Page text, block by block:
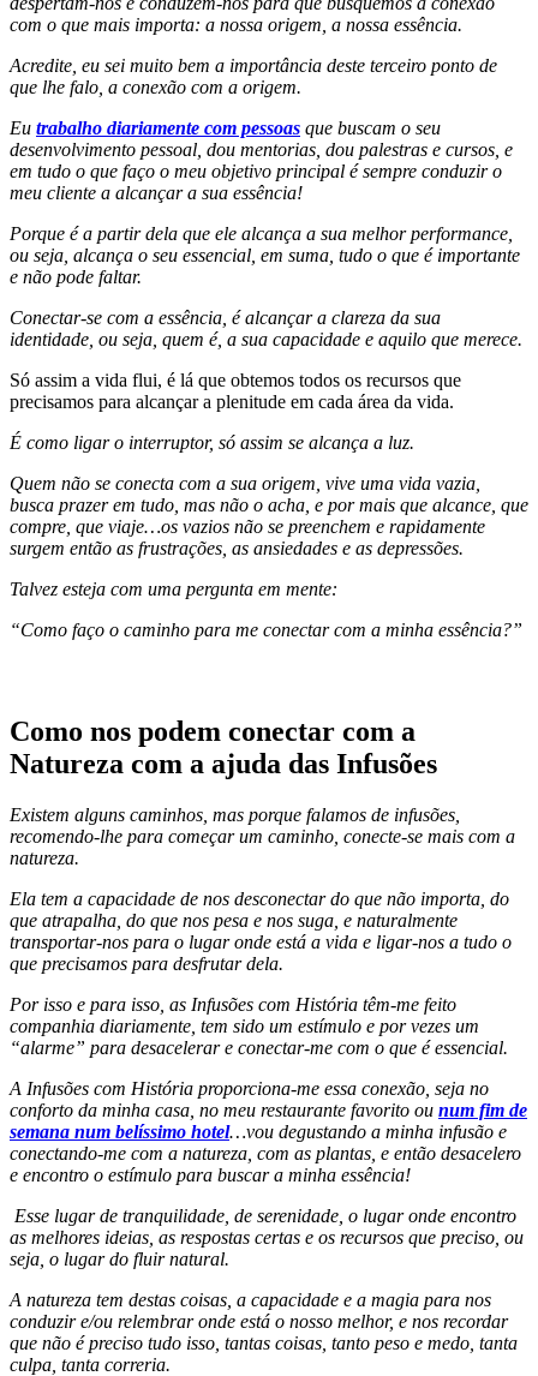
com o que mais importa: a nossa origem, a nossa essência.
Acredite, eu sei muito bem a importância deste terceiro ponto de
que lhe falo, a conexão com a origem.
Eu trabalho diariamente com pessoas que buscam o seu
desenvolvimento pessoal, dou mentorias, dou palestras e cursos, e
em tudo o que faço o meu objetivo principal é sempre conduzir o
meu cliente a alcançar a sua essência!
Porque é a partir dela que ele alcança a sua melhor performance,
ou seja, alcança o seu essencial, em suma, tudo o que é importante
e não pode faltar.
Conectar-se com a essência, é alcançar a clareza da sua
identidade, ou seja, quem é, a sua capacidade e aquilo que merece.
Só assim a vida flui, é lá que obtemos todos os recursos que
precisamos para alcançar a plenitude em cada área da vida.
É como ligar o interruptor, só assim se alcança a luz.
Quem não se conecta com a sua origem, vive uma vida vazia,
busca prazer em tudo, mas não o acha, e por mais que alcance, que
compre, que viaje…os vazios não se preenchem e rapidamente
surgem então as frustrações, as ansiedades e as depressões.
Talvez esteja com uma pergunta em mente:
“Como faço o caminho para me conectar com a minha essência?”
Como nos podem conectar com a
Natureza com a ajuda das Infusões
Existem alguns caminhos, mas porque falamos de infusões,
recomendo-lhe para começar um caminho, conecte-se mais com a
natureza.
Ela tem a capacidade de nos desconectar do que não importa, do
que atrapalha, do que nos pesa e nos suga, e naturalmente
transportar-nos para o lugar onde está a vida e ligar-nos a tudo o
que precisamos para desfrutar dela.
Por isso e para isso, as Infusões com História têm-me feito
companhia diariamente, tem sido um estímulo e por vezes um
“alarme” para desacelerar e conectar-me com o que é essencial.
A Infusões com História proporciona-me essa conexão, seja no
conforto da minha casa, no meu restaurante favorito ou num fim de
semana num belíssimo hotel…vou degustando a minha infusão e
conectando-me com a natureza, com as plantas, e então desacelero
e encontro o estímulo para buscar a minha essência!
Esse lugar de tranquilidade, de serenidade, o lugar onde encontro
as melhores ideias, as respostas certas e os recursos que preciso, ou
seja, o lugar do fluir natural.
A natureza tem destas coisas, a capacidade e a magia para nos
conduzir e/ou relembrar onde está o nosso melhor, e nos recordar
que não é preciso tudo isso, tantas coisas, tanto peso e medo, tanta
culpa, tanta correria.